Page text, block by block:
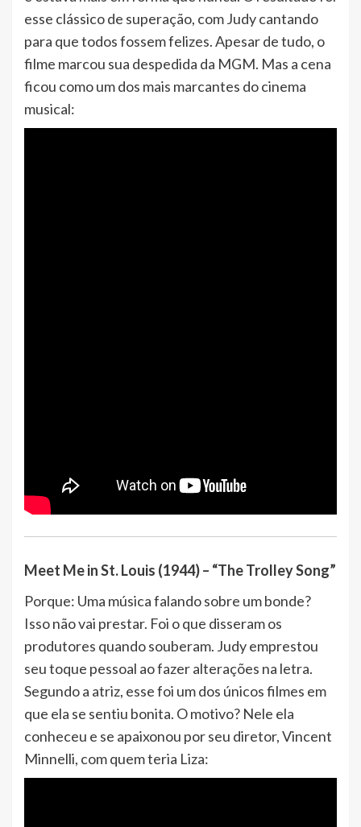
esse clássico de superação, com Judy cantando
para que todos fossem felizes. Apesar de tudo, o
filme marcou sua despedida da MGM. Mas a cena
ficou como um dos mais marcantes do cinema
musical:
Meet Me in St. Louis (1944) – “The Trolley Song”
Porque: Uma música falando sobre um bonde?
Isso não vai prestar. Foi o que disseram os
produtores quando souberam. Judy emprestou
seu toque pessoal ao fazer alterações na letra.
Segundo a atriz, esse foi um dos únicos filmes em
que ela se sentiu bonita. O motivo? Nele ela
conheceu e se apaixonou por seu diretor, Vincent
Minnelli, com quem teria Liza: